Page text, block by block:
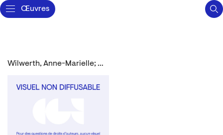
Œuvres
Wilwerth, Anne-Marielle; Goncette, Françoise